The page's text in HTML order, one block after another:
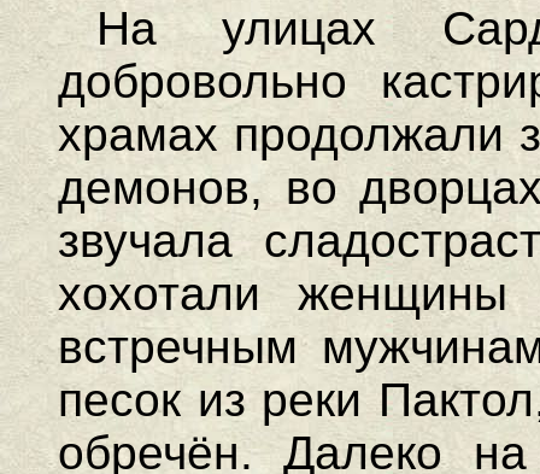
На улицах
добровольно
храмах продолжали
демонов, во
звучала
хохотали
встречным
песок из реки
обречён. Далеко